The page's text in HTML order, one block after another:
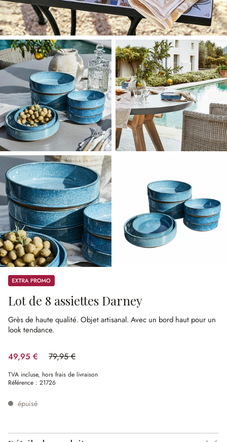
Promos
Lot de 8 assiettes Darney
Grès de haute qualité. Objet artisanal. Avec un bord haut pour un
look tendance.
49,95 € 79,95 €
(37.52%spared)
TVA incluse, hors frais de livraison
Référence : 21726
épuisé